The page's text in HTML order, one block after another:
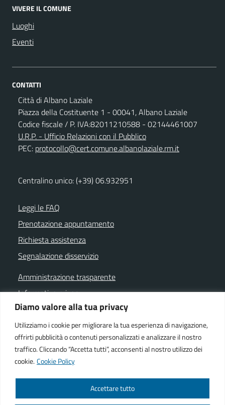
Diamo valore alla tua privacy
Utilizziamo i cookie per migliorare la tua esperienza di navigazione,
offrirti pubblicità o contenuti personalizzati e analizzare il nostro
traffico. Cliccando “Accetta tutti”, acconsenti al nostro utilizzo dei
cookie. Cookie Policy
Accettare tutto
VIVERE IL COMUNE
Luoghi
Eventi
CONTATTI
Città di Albano Laziale
Piazza della Costituente 1 - 00041, Albano Laziale
Codice fiscale / P. IVA:82011210588 - 02144461007
U.R.P. - Ufficio Relazioni con il Pubblico
PEC: protocollo@cert.comune.albanolaziale.rm.it
Centralino unico: (+39) 06.932951
Leggi le FAQ
Prenotazione appuntamento
Richiesta assistenza
Segnalazione disservizio
Amministrazione trasparente
Informativa privacy
Note legali
Dichiarazione di accessibilità
Cookie policy
Facebook istituzionale
Facebook museo civico
YouTubeTelegramWhatsapp